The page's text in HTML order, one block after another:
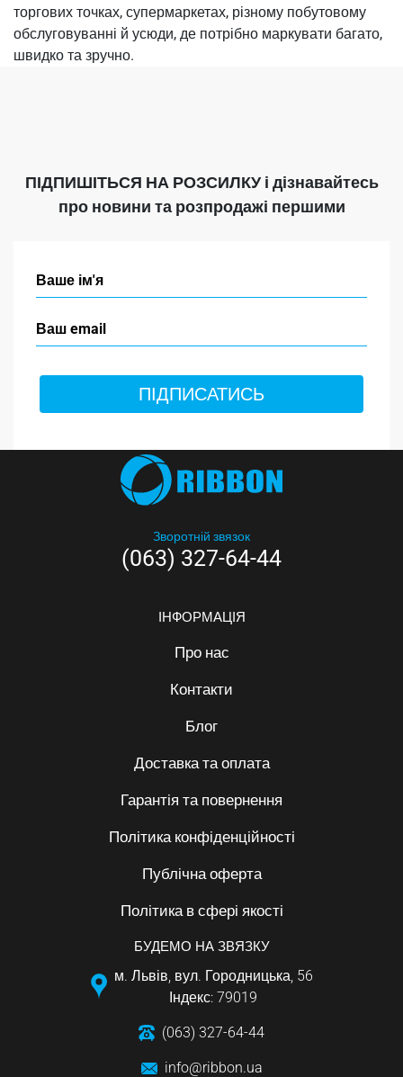
торгових точках, супермаркетах, різному побутовому
обслуговуванні й усюди, де потрібно маркувати багато,
швидко та зручно.
ПІДПИШІТЬСЯ НА РОЗСИЛКУі дізнавайтесь
про новини та розпродажі першими
ПІДПИСАТИСЬ
Зворотній звязок
(063) 327-64-44
ІНФОРМАЦІЯ
Про нас
Контакти
Блог
Доставка та оплата
Гарантія та повернення
Політика конфіденційності
Публічна оферта
Політика в сфері якості
БУДЕМО НА ЗВЯЗКУ
м. Львів, вул. Городницька, 56
Індекс: 79019
(063) 327-64-44
info@ribbon.ua